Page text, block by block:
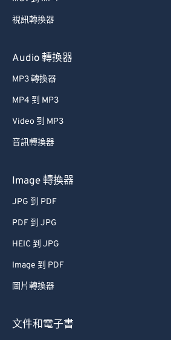
視訊轉換器
Audio 轉換器
MP3 轉換器
MP4 到 MP3
Video 到 MP3
音訊轉換器
Image 轉換器
JPG 到 PDF
PDF 到 JPG
HEIC 到 JPG
Image 到 PDF
圖片轉換器
文件和電子書